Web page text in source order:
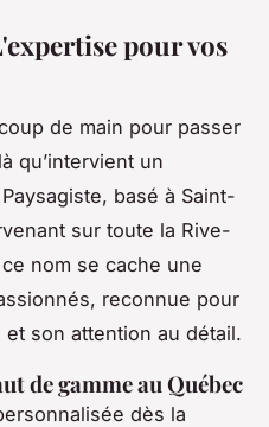
pour vos
de main pour passer
qu’intervient un
basé à Saint-
sur toute la Rive-
nom se cache une
reconnue pour
son attention au détail.
de gamme au Québec
dès la